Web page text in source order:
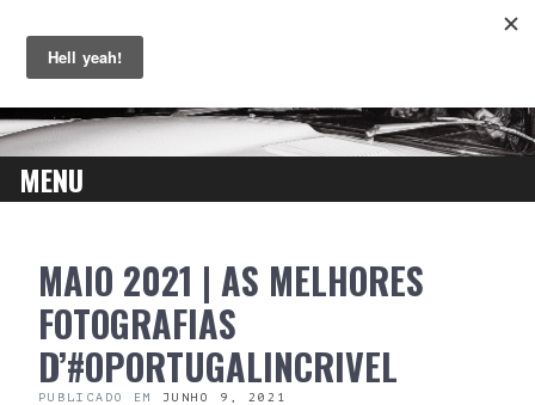
MENU
CONTENTMAIO 2021 | AS MELHORES
FOTOGRAFIAS
D’#OPORTUGALINCRIVEL
PUBLICADO EM JUNHO 9, 2021